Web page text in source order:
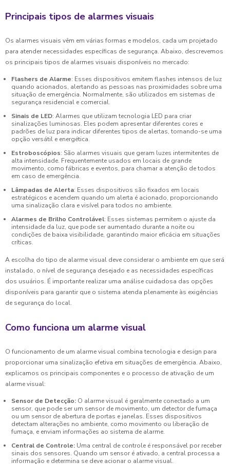
Principais tipos de alarmes visuais
Os alarmes visuais vêm em várias formas e modelos, cada um projetado
para atender necessidades específicas de segurança. Abaixo, descrevemos
os principais tipos de alarmes visuais disponíveis no mercado:
Flashers de Alarme: Esses dispositivos emitem flashes intensos de luz
quando acionados, alertando as pessoas nas proximidades sobre uma
situação de emergência. Normalmente, são utilizados em sistemas de
segurança residencial e comercial.
Sinais de LED: Alarmes que utilizam tecnologia LED para criar
sinalizações luminosas. Eles podem apresentar diferentes cores e
padrões de luz para indicar diferentes tipos de alertas, tornando-se uma
opção versátil e energética.
Estroboscópios: São alarmes visuais que geram luzes intermitentes de
alta intensidade. Frequentemente usados em locais de grande
movimento, como fábricas e eventos, para chamar a atenção de todos
em caso de emergência.
Lâmpadas de Alerta: Esses dispositivos são fixados em locais
estratégicos e acendem quando um alerta é acionado, proporcionando
uma sinalização clara e visível para todos no ambiente.
Alarmes de Brilho Controlável: Esses sistemas permitem o ajuste da
intensidade da luz, que pode ser aumentado durante a noite ou
condições de baixa visibilidade, garantindo maior eficácia em situações
críticas.
A escolha do tipo de alarme visual deve considerar o ambiente em que será
instalado, o nível de segurança desejado e as necessidades específicas
dos usuários. É importante realizar uma análise cuidadosa das opções
disponíveis para garantir que o sistema atenda plenamente às exigências
de segurança do local.
Como funciona um alarme visual
O funcionamento de um alarme visual combina tecnologia e design para
proporcionar uma sinalização efetiva em situações de emergência. Abaixo,
explicamos os principais componentes e o processo de ativação de um
alarme visual:
Sensor de Detecção: O alarme visual é geralmente conectado a um
sensor, que pode ser um sensor de movimento, um detector de fumaça
ou um sensor de abertura de portas e janelas. Esses dispositivos
detectam alterações no ambiente, como movimento ou liberação de
fumaça, e enviam informações ao sistema de alarme.
Central de Controle: Uma central de controle é responsável por receber
sinais dos sensores. Quando um sensor é ativado, a central processa a
informação e determina se deve acionar o alarme visual.